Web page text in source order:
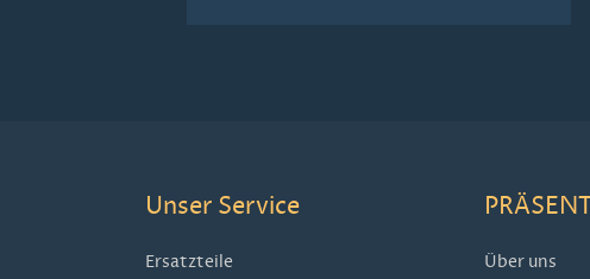
Unser Service
Ersatzteile Über uns